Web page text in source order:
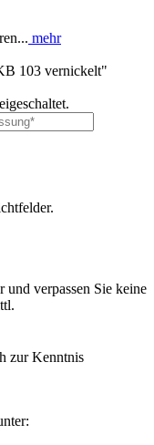
mehr
103 vernickelt"
und verpassen Sie keine
zur Kenntnis